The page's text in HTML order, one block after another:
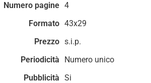
Numero pagine 4
Formato 43x29
Prezzo s.i.p.
Periodicità
Numero unico
Pubblicità Si